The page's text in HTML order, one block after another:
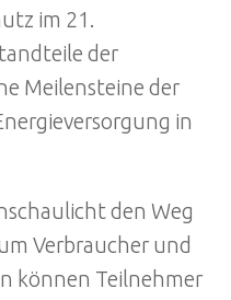
im 21.
der
Meilensteine der
in
den Weg
Verbraucher und
können Teilnehmer